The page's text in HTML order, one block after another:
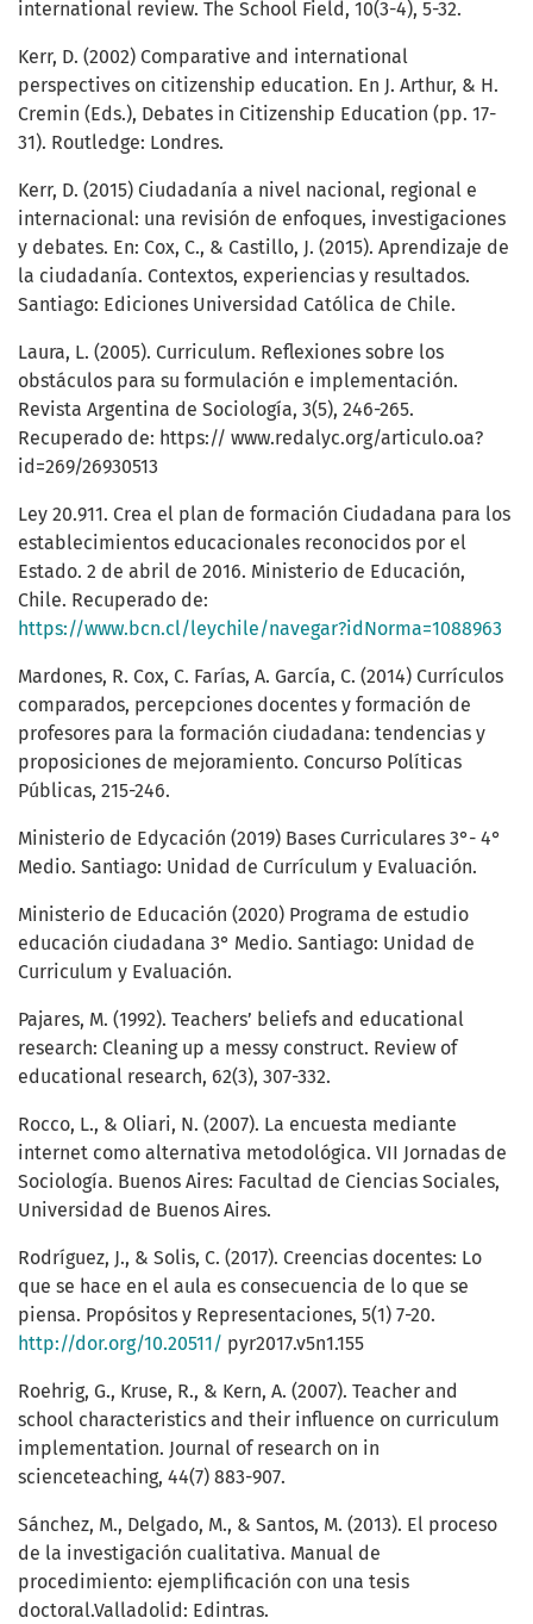
international review. The School Field, 10(3-4), 5-32.
Kerr, D. (2002) Comparative and international
perspectives on citizenship education. En J. Arthur, & H.
Cremin (Eds.), Debates in Citizenship Education (pp. 17-
31). Routledge: Londres.
Kerr, D. (2015) Ciudadanía a nivel nacional, regional e
internacional: una revisión de enfoques, investigaciones
y debates. En: Cox, C., & Castillo, J. (2015). Aprendizaje de
la ciudadanía. Contextos, experiencias y resultados.
Santiago: Ediciones Universidad Católica de Chile.
Laura, L. (2005). Curriculum. Reflexiones sobre los
obstáculos para su formulación e implementación.
Revista Argentina de Sociología, 3(5), 246-265.
Recuperado de: https:// www.redalyc.org/articulo.oa?
id=269/26930513
Ley 20.911. Crea el plan de formación Ciudadana para los
establecimientos educacionales reconocidos por el
Estado. 2 de abril de 2016. Ministerio de Educación,
Chile. Recuperado de:
https://www.bcn.cl/leychile/navegar?idNorma=1088963
Mardones, R. Cox, C. Farías, A. García, C. (2014) Currículos
comparados, percepciones docentes y formación de
profesores para la formación ciudadana: tendencias y
proposiciones de mejoramiento. Concurso Políticas
Públicas, 215-246.
Ministerio de Edycación (2019) Bases Curriculares 3°- 4°
Medio. Santiago: Unidad de Currículum y Evaluación.
Ministerio de Educación (2020) Programa de estudio
educación ciudadana 3° Medio. Santiago: Unidad de
Curriculum y Evaluación.
Pajares, M. (1992). Teachers’ beliefs and educational
research: Cleaning up a messy construct. Review of
educational research, 62(3), 307-332.
Rocco, L., & Oliari, N. (2007). La encuesta mediante
internet como alternativa metodológica. VII Jornadas de
Sociología. Buenos Aires: Facultad de Ciencias Sociales,
Universidad de Buenos Aires.
Rodríguez, J., & Solis, C. (2017). Creencias docentes: Lo
que se hace en el aula es consecuencia de lo que se
piensa. Propósitos y Representaciones, 5(1) 7-20.
http://dor.org/10.20511/ pyr2017.v5n1.155
Roehrig, G., Kruse, R., & Kern, A. (2007). Teacher and
school characteristics and their influence on curriculum
implementation. Journal of research on in
scienceteaching, 44(7) 883-907.
Sánchez, M., Delgado, M., & Santos, M. (2013). El proceso
de la investigación cualitativa. Manual de
procedimiento: ejemplificación con una tesis
doctoral.Valladolid: Edintras.